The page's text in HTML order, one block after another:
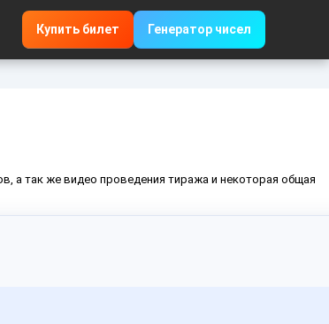
Купить билет Генератор чисел
а так же видео проведения тиража и некоторая общая